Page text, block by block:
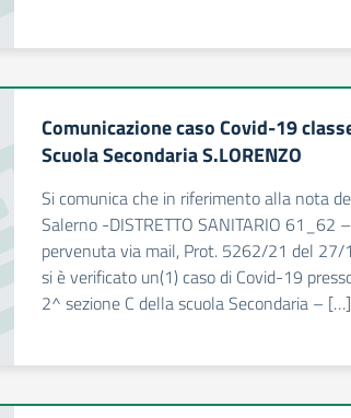
Comunicazione caso Covid-19
Scuola Secondaria S.LORENZO
Si comunica che in riferimento alla nota
Salerno -DISTRETTO SANITARIO 61_62
pervenuta via mail, Prot. 5262/21 del
si è verificato un(1) caso di Covid-19
2^ sezione C della scuola Secondaria – […]